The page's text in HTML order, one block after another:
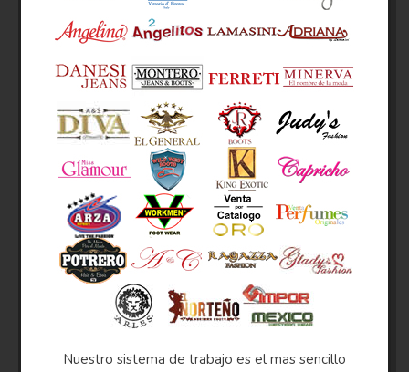
Nuestro sistema de trabajo es el mas sencillo